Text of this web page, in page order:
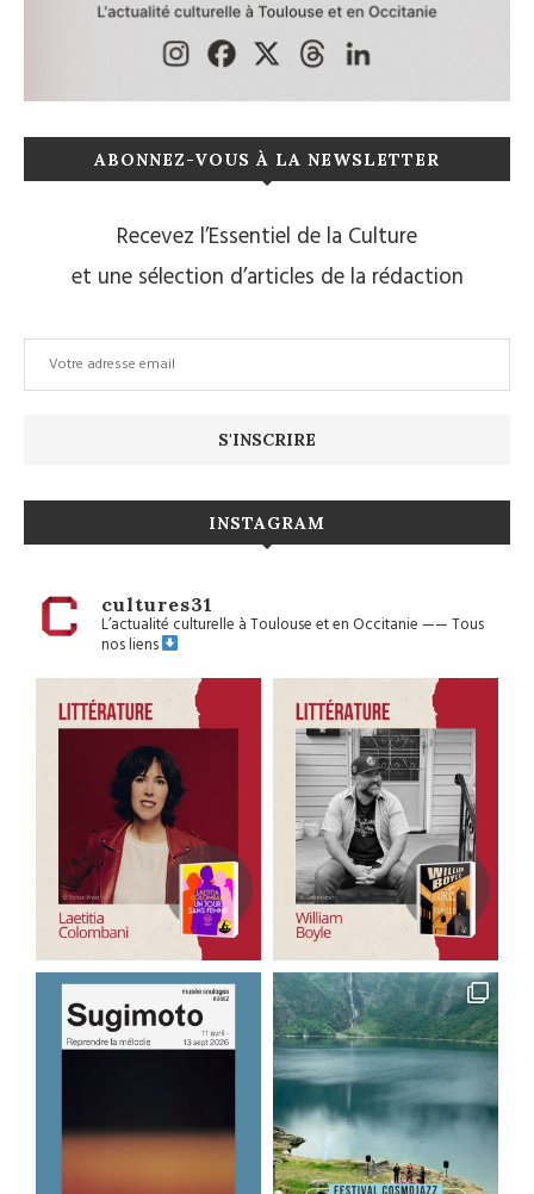
ABONNEZ-VOUS À LA NEWSLETTER
Recevez l’Essentiel de la Culture
et une sélection d’articles de la rédaction
INSTAGRAM
cultures31
L’actualité culturelle à Toulouse et en Occitanie——Tous
nos liens